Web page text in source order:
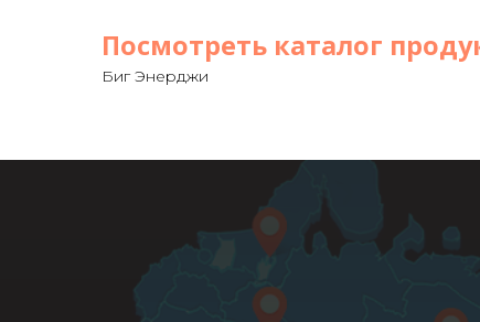
Посмотреть каталог
Биг Энерджи